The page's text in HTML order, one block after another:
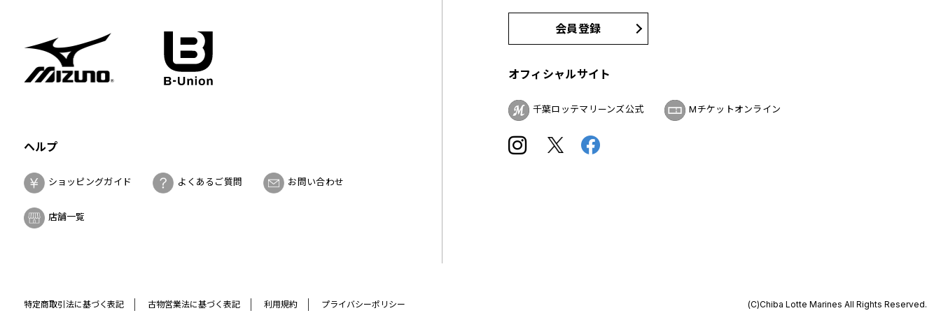
ヘルプ
ショッピングガイド よくあるご質問 お問い合わせ
店舗一覧
会員登録
オフィシャルサイト
千葉ロッテマリーンズ公式 Mチケットオンライン
特定商取引法に基づく表記 古物営業法に基づく表記 利用規約 プライバシーポリシー (C)Chiba Lotte Marines All Rights Reserved.